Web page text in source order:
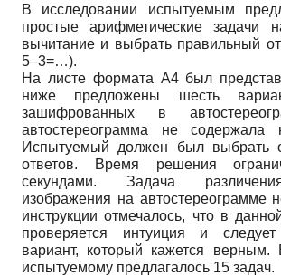
В исследовании испытуемым
простые арифметические задачи
вычитание и выбрать правильный
5–3=…).
На листе формата А4 был
ниже предложены шесть
зашифрованных в
автостереограмма не содержала
Испытуемый должен был выбрать
ответов. Время решения
секундами. Задача
изображения на автостереограм­ме
инструкции отмечалось, что в
проверяется интуи­ция и
вариант, который кажется верным.
испытуемому предлагалось 15 задач.